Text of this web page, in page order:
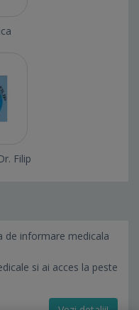
Filip
de informare medicala
si ai acces la peste